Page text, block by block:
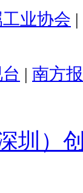
业协会 |
| 南方
圳）